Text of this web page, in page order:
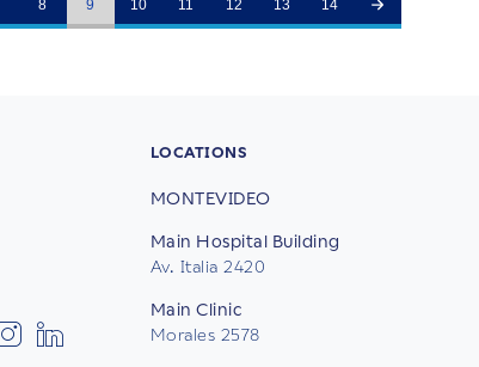
8 9 10 11 12 13 14
LOCATIONS
MONTEVIDEO
Main Hospital Building
Av. Italia 2420
Main Clinic
Morales 2578